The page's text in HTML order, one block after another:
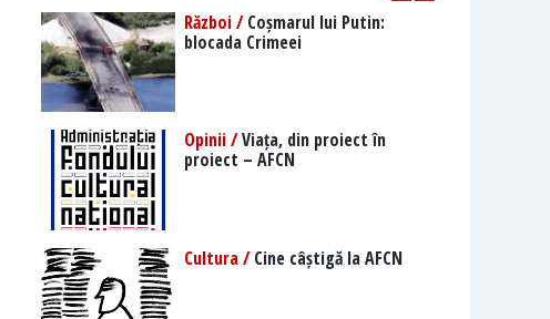
Război /Coșmarul lui Putin:
blocada Crimeei
Opinii /Viața, din proiect în
proiect – AFCN
Cultura /Cine câștigă la AFCN